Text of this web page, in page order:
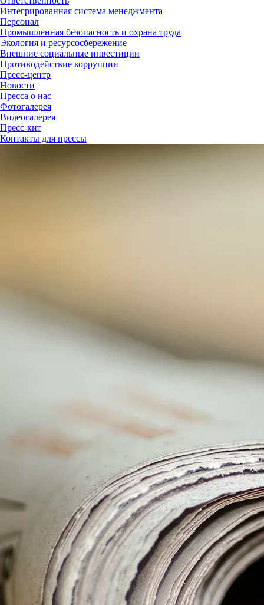
Интегрированная система менеджмента
Персонал
Промышленная безопасность и охрана труда
Экология и ресурсосбережение
Внешние социальные инвестиции
Противодействие коррупции
Пресс-центр
Новости
Пресса о нас
Фотогалерея
Видеогалерея
Пресс-кит
Контакты для прессы